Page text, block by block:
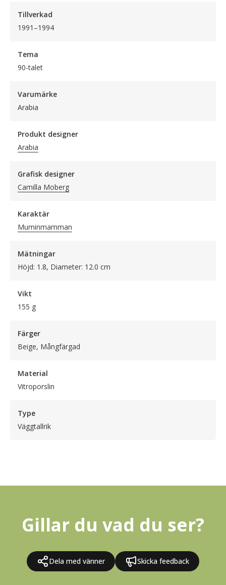
Tillverkad
1991–1994
Tema
90-talet
Varumärke
Arabia
Produkt designer
Arabia
Grafisk designer
Camilla Moberg
Karaktär
Muminmamman
Mätningar
Höjd: 1.8, Diameter: 12.0 cm
Vikt
155 g
Färger
Beige, Mångfärgad
Material
Vitroporslin
Type
Väggtallrik
Gillar du vad du ser?
Dela med vänner Skicka feedback